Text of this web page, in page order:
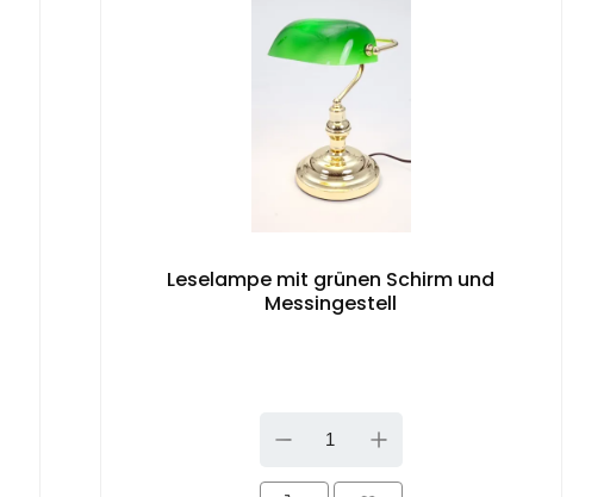
Leselampe mit grünen Schirm und
Messingestell
DOWN